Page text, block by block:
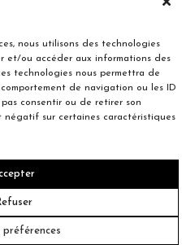
nous utilisons des technologies
et/ou accéder aux informations des
technologies nous permettra de
de navigation ou les ID
consentir ou de retirer son
sur certaines caractéristiques
préférences
Québec H7G 2E4 Canada
depuis plus de 40 ans.
Olivier